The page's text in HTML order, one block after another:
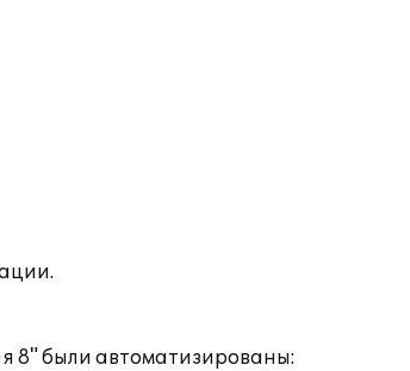
8" были автоматизированы: